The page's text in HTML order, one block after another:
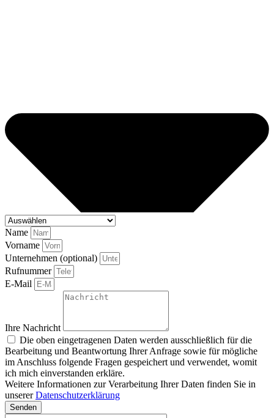
Name
Vorname
Unternehmen (optional)
Rufnummer
E-Mail
Ihre Nachricht
Die oben eingetragenen Daten werden ausschließlich für die
Bearbeitung und Beantwortung Ihrer Anfrage sowie für mögliche
im Anschluss folgende Fragen gespeichert und verwendet, womit
ich mich einverstanden erkläre.
Weitere Informationen zur Verarbeitung Ihrer Daten finden Sie in
unsererDatenschutzerklärung
Senden